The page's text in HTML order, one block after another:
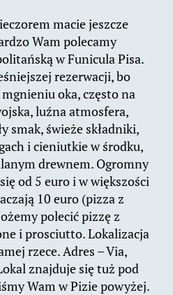
macie jeszcze
Wam polecamy
w Funicula Pisa.
rezerwacji, bo
oka, często na
luźna atmosfera,
smak, świeże składniki,
i cieniutkie w środku,
drewnem. Ogromny
od 5 euro i w większości
10 euro (pizza z
polecić pizzę z
i prosciutto. Lokalizacja
rzece. Adres – Via,
znajduje się tuż pod
Wam w Pizie powyżej.